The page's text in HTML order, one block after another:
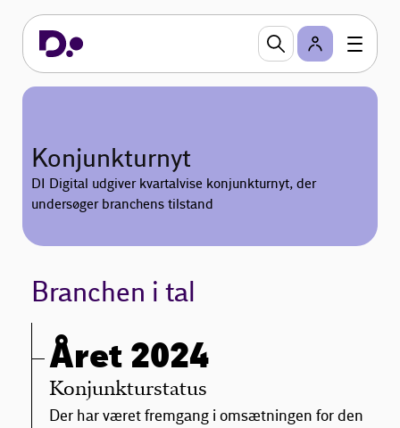
Konjunkturnyt
DI Digital udgiver kvartalvise konjunkturnyt, der
undersøger branchens tilstand
Branchen i tal
Året 2024
Konjunkturstatus
Der har været fremgang i omsætningen for den